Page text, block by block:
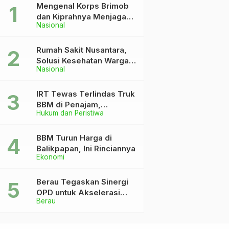
Nasional
Mengenal Korps Brimob
dan Kiprahnya Menjaga
Keutuhan NKRI
Nasional
Rumah Sakit Nusantara,
Solusi Kesehatan Warga
Dekat IKN
Hukum dan Peristiwa
IRT Tewas Terlindas Truk
BBM di Penajam,
Anaknya Patah Kaki
Ekonomi
BBM Turun Harga di
Balikpapan, Ini Rinciannya
Berau
Berau Tegaskan Sinergi
OPD untuk Akselerasi
Pembangunan